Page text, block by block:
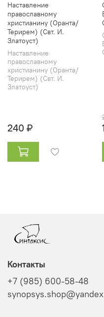
Наставление
православному
христианину (Оранта/
Терирем) (Свт. И.
Златоуст)
Наставление
православному
христианину (Оранта/
Терирем) (Свт. И.
Златоуст)
240 ₽
Контакты
+7 (985) 600-58-48